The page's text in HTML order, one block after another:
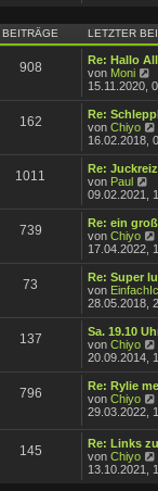
i
i
BEITRÄGE LETZTER
908
Re: Hallo
von Moni
e
e
s
t
r
B
e
r
a
g
15.11.2020,
162
Re:
von Chiyo
e
r
i
16.02.2018,
1011
Re: Juckreiz
von Paul
e
e
s
t
r
B
e
r
a
g
09.02.2021,
739
Re: ein
von Chiyo
i
17.04.2022,
73
Re: Super
von
28.05.2018,
137
Sa. 19.10
von Chiyo
i
20.09.2014,
796
Re: Rylie
von Chiyo
t
29.03.2022,
145
Re: Links
von Chiyo
13.10.2021,